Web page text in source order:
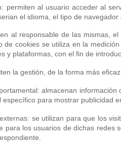
permiten al usuario acceder al
el idioma, el tipo de
al responsable de las mismas,
de cookies se utiliza en la
y plataformas, con el fin de
la gestión, de la forma más
almacenan
para mostrar publicidad
se utilizan para que los
para los usuarios de dichas redes